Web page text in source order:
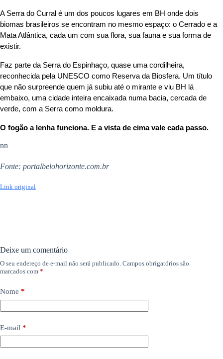
A Serra do Curral é um dos poucos lugares em BH onde dois
biomas brasileiros se encontram no mesmo espaço: o Cerrado e a
Mata Atlântica, cada um com sua flora, sua fauna e sua forma de
existir.
Faz parte da Serra do Espinhaço, quase uma cordilheira,
reconhecida pela UNESCO como Reserva da Biosfera. Um título
que não surpreende quem já subiu até o mirante e viu BH lá
embaixo, uma cidade inteira encaixada numa bacia, cercada de
verde, com a Serra como moldura.
O fogão a lenha funciona. E a vista de cima vale cada passo.
nn
Fonte: portalbelohorizonte.com.br
Link original
Deixe um comentário
O seu endereço de e-mail não será publicado. Campos obrigatórios são
marcados com *
Nome *
E-mail *